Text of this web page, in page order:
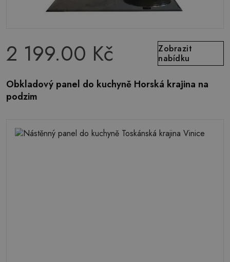
2 199.00 Kč
Zobrazit
nabídku
Obkladový panel do kuchyně Horská krajina na
podzim